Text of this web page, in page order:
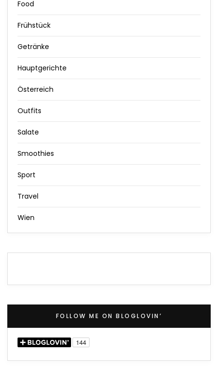
Food
Frühstück
Getränke
Hauptgerichte
Österreich
Outfits
Salate
Smoothies
Sport
Travel
Wien
FOLLOW ME ON BLOGLOVIN’